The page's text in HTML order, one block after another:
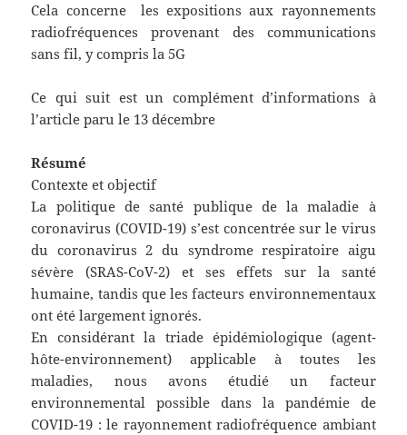
Cela concerne les expositions aux rayonnements
radiofréquences provenant des communications
sans fil, y compris la 5G
Ce qui suit est un complément d’informations à
l’article paru le 13 décembre
Résumé
Contexte et objectif
La politique de santé publique de la maladie à
coronavirus (COVID-19) s’est concentrée sur le virus
du coronavirus 2 du syndrome respiratoire aigu
sévère (SRAS-CoV-2) et ses effets sur la santé
humaine, tandis que les facteurs environnementaux
ont été largement ignorés.
En considérant la triade épidémiologique (agent-
hôte-environnement) applicable à toutes les
maladies, nous avons étudié un facteur
environnemental possible dans la pandémie de
COVID-19 : le rayonnement radiofréquence ambiant